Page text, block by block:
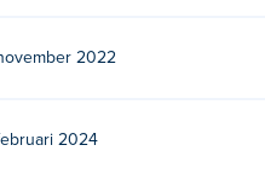
2022
2024